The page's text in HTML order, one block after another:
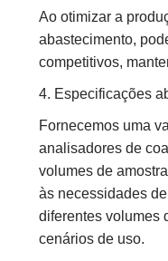
Ao otimizar a
abastecimento,
competitivos,
4. Especificações
Fornecemos uma
analisadores de
volumes de
às necessidades
diferentes volumes
cenários de uso.